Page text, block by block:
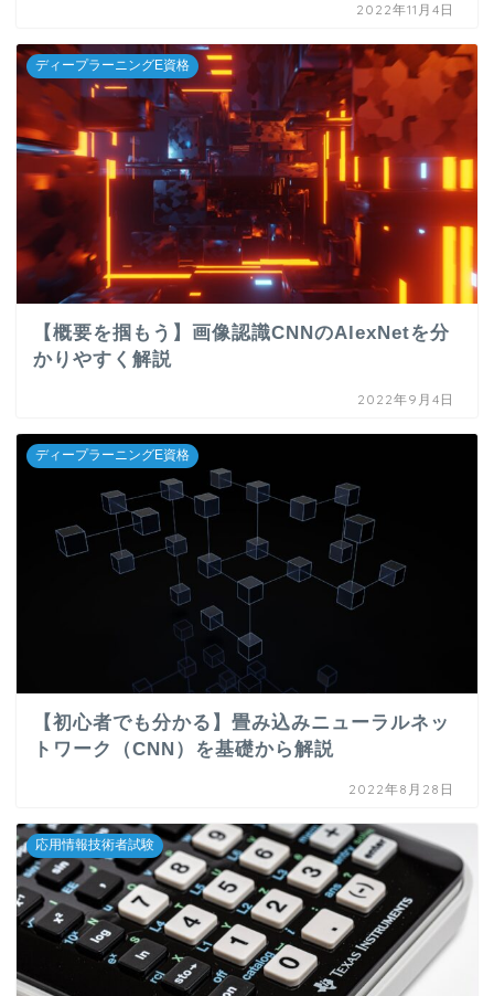
2022年11月4日
ディープラーニングE資格
【概要を掴もう】画像認識CNNのAlexNetを分
かりやすく解説
2022年9月4日
ディープラーニングE資格
【初心者でも分かる】畳み込みニューラルネッ
トワーク（CNN）を基礎から解説
2022年8月28日
応用情報技術者試験